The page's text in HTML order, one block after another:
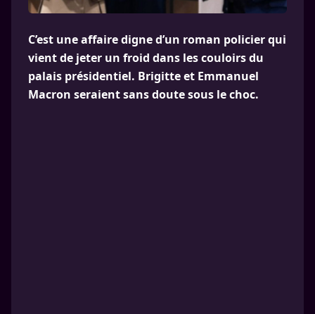
C’est une affaire digne d’un roman policier qui
vient de jeter un froid dans les couloirs du
palais présidentiel. Brigitte et Emmanuel
Macron seraient sans doute sous le choc.